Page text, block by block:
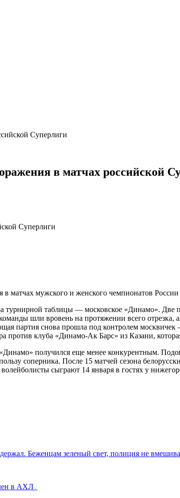
Суперлиги
в матчах российской
мужского и женского чемпионатов
турнирной таблицы — московское «Динамо».
шли вровень на протяжении всего отрезка,
партия снова прошла под контролем
против клуба «Динамо-Ак Барс» из Казани,
получился еще менее конкурентным.
соперника. После 15 матчей сезона
сыграют 14 января в гостях у
Беженцам зеленый свет, полиция не
в АХЛ